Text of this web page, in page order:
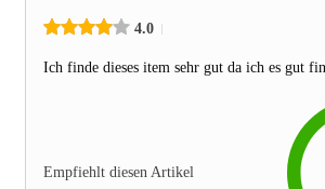
4.0
Ich finde dieses item sehr gut da ich es gut
Empfiehlt diesen Artikel